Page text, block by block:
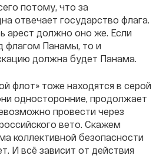
потому, что за
отвечает государство флага.
арест должно оно же. Если
флагом Панамы, то и
должна будет Панама.
флот» тоже находятся в серой
односторонние, продолжает
провести через
вето. Скажем
коллективной безопасности
И всё зависит от действия